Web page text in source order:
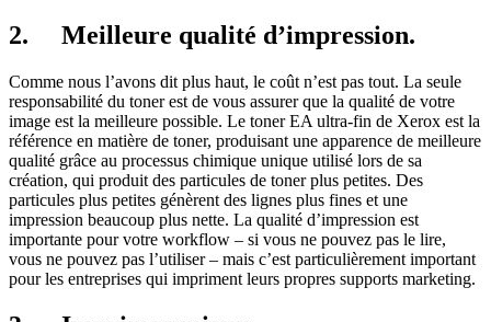
2. Meilleure qualité d’impression.
Comme nous l’avons dit plus haut, le coût n’est pas tout. La seule
responsabilité du toner est de vous assurer que la qualité de votre
image est la meilleure possible. Le toner EA ultra-fin de Xerox est la
référence en matière de toner, produisant une apparence de meilleure
qualité grâce au processus chimique unique utilisé lors de sa
création, qui produit des particules de toner plus petites. Des
particules plus petites génèrent des lignes plus fines et une
impression beaucoup plus nette. La qualité d’impression est
importante pour votre workflow – si vous ne pouvez pas le lire,
vous ne pouvez pas l’utiliser – mais c’est particulièrement important
pour les entreprises qui impriment leurs propres supports marketing.